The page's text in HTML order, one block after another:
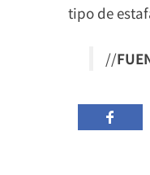
tipo de
//